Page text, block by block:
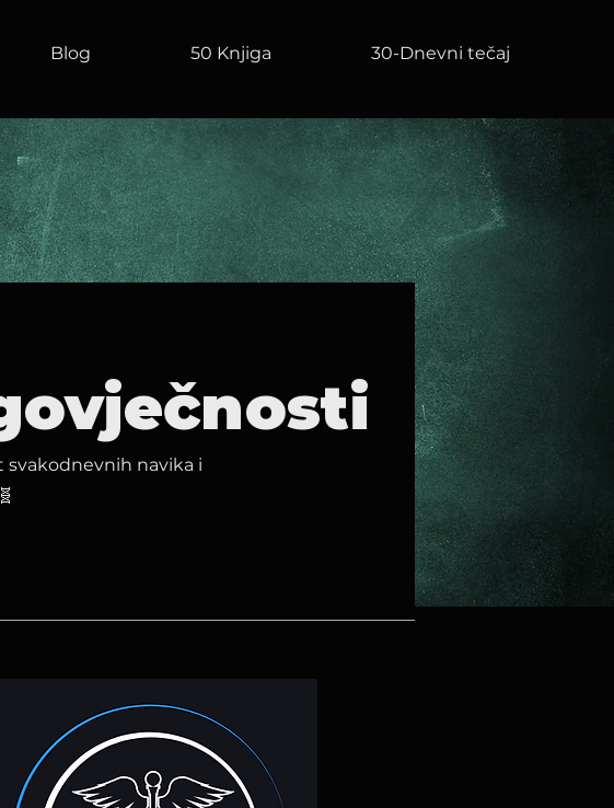
Blog 50 Knjiga 30-Dnevni tečaj
svakodnevnih navika i